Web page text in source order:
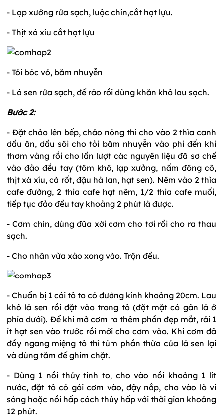
- Lạp xưởng rửa sạch, luộc chín,cắt hạt lựu.
- Thịt xá xíu cắt hạt lựu
- Tỏi bóc vỏ, băm nhuyễn
- Lá sen rửa sạch, để ráo rồi dùng khăn khô lau sạch.
Bước 2:
- Đặt chảo lên bếp, chảo nóng thì cho vào 2 thìa canh
dầu ăn, dầu sôi cho tỏi băm nhuyễn vào phi đến khi
thơm vàng rồi cho lần lượt các nguyên liệu đã sơ chế
vào đảo đều tay (tôm khô, lạp xưởng, nấm đông cô,
thịt xá xíu, cà rốt, đậu hà lan, hạt sen). Nêm vào 2 thìa
cafe đường, 2 thìa cafe hạt nêm, 1/2 thìa cafe muối,
tiếp tục đảo đều tay khoảng 2 phút là được.
- Cơm chín, dùng đũa xới cơm cho tơi rồi cho ra thau
sạch.
- Cho nhân vừa xào xong vào. Trộn đều.
- Chuẩn bị 1 cái tô to có đường kính khoảng 20cm. Lau
khô lá sen rồi đặt vào trong tô (đặt mặt có gân lá ở
phía dưới). Để khi mở cơm ra thêm phần đẹp mắt, rải 1
ít hạt sen vào trước rồi mới cho cơm vào. Khi cơm đã
đầy ngang miệng tô thì túm phần thừa của lá sen lại
và dùng tăm để ghim chặt.
- Dùng 1 nồi thủy tinh to, cho vào nồi khoảng 1 lít
nước, đặt tô có gói cơm vào, đậy nắp, cho vào lò vi
sóng hoặc nồi hấp cách thủy hấp với thời gian khoảng
12 phút.